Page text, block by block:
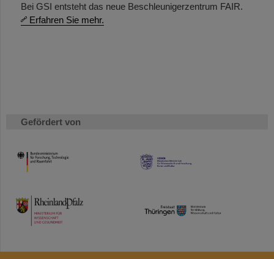
Bei GSI entsteht das neue Beschleunigerzentrum FAIR.
Erfahren Sie mehr.
Gefördert von
HMWK
TMWWDG